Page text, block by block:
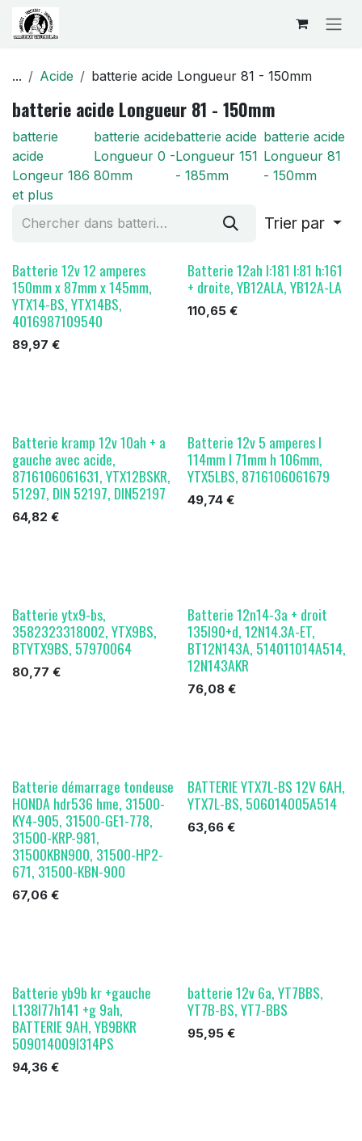
Se rendre au contenu
... Acide batterie acide Longueur 81 - 150mm
batterie acide Longueur 81 - 150mm
batterie
acide
Longeur 186
et plus
batterie acide
Longueur 0 -
80mm
batterie acide
Longueur 151
- 185mm
batterie acide
Longueur 81
- 150mm
Trier par
Batterie 12v 12 amperes
150mm x 87mm x 145mm,
YTX14-BS, YTX14BS,
4016987109540
89,97 €
Batterie 12ah l:181 l:81 h:161
+ droite, YB12ALA, YB12A-LA
110,65€
Batterie kramp 12v 10ah + a
gauche avec acide,
8716106061631, YTX12BSKR,
51297, DIN 52197, DIN52197
64,82 €
Batterie 12v 5 amperes l
114mm l 71mm h 106mm,
YTX5LBS, 8716106061679
49,74€
Batterie ytx9-bs,
3582323318002, YTX9BS,
BTYTX9BS, 57970064
80,77 €
Batterie 12n14-3a + droit
135l90+d, 12N14.3A-ET,
BT12N143A, 514011014A514,
12N143AKR
76,08€
Batterie démarrage tondeuse
HONDA hdr536 hme, 31500-
KY4-905, 31500-GE1-778,
31500-KRP-981,
31500KBN900, 31500-HP2-
671, 31500-KBN-900
67,06 €
BATTERIE YTX7L-BS 12V 6AH,
YTX7L-BS, 506014005A514
63,66€
Batterie yb9b kr +gauche
L138l77h141 +g 9ah,
BATTERIE 9AH, YB9BKR
509014009I314PS
94,36 €
batterie 12v 6a, YT7BBS,
YT7B-BS, YT7-BBS
95,95€